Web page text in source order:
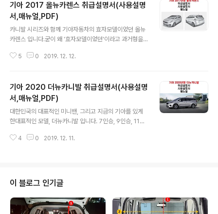
기아 2017 올뉴카렌스 취급설명서(사용설명
서,매뉴얼,PDF)
카니발 시리즈와 함께 기아자동차의 효자모델이었던 올뉴
카렌스 입니다.굳이 왜 '효자모델이었던'이라고 과거형을
을 되찾지 못했기 때문입니다. 올란도와의 경쟁에서 조금
급 RV는 (SUV)국내시장에서는 없어진 상황이라 상당히
아쉬운 것이 사실입니다. 도로와 주차 공간이 협소한 국내
여건 상사실 카니발 정도 크기의 차량보다는 카렌스와 올
란도 정도의컴팩트 RV가 실제로 더 경제적이고, 더 편하
고, 더 어울리기 때문입니다. 올란도도 단종되었지만 해외
시장에서는 한 껏 디자인을 멋지게 끌어올린올란도가 판매
5 0 2019. 12. 12.
기아 2020 더뉴카니발 취급설명서(사용설명
서,매뉴얼,PDF)
대한민국의 대표적인 미니밴, 그리고 지금의 기아를 있게
한대표적인 모델, 더뉴카니발 입니다. 7인승, 9인승, 11인
아름다운 디자인 등으로아주 오랫동안 많은 사랑을 받고
완전 단종 시키지 않고이후 차세대 미니밴을 준비 중이라
는 기사가 나오는 상황인데카니발도 멈추지 말고 꾸준한
투자와 개발을 통해 상품성을 개선해야겠습니다. 나홀로
운전자가 더뉴카니발을 선택하는 경우는 극히 드물겠죠.대
4 0 2019. 12. 11.
이 블로그 인기글